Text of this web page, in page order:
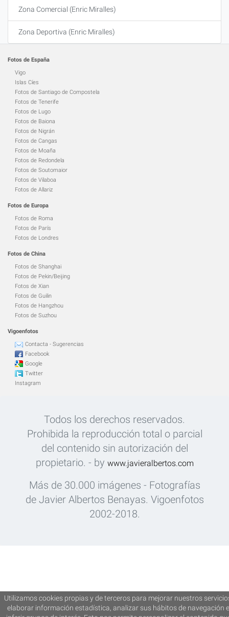
Zona Comercial (Enric Miralles)
Zona Deportiva (Enric Miralles)
Fotos de España
Vigo
Islas Cíes
Fotos de Santiago de Compostela
Fotos de Tenerife
Fotos de Lugo
Fotos de Baiona
Fotos de Nigrán
Fotos de Cangas
Fotos de Moaña
Fotos de Redondela
Fotos de Soutomaior
Fotos de Vilaboa
Fotos de Allariz
Fotos de Europa
Fotos de Roma
Fotos de París
Fotos de Londres
Fotos de China
Fotos de Shanghai
Fotos de Pekin/Beijing
Fotos de Xian
Fotos de Guilin
Fotos de Hangzhou
Fotos de Suzhou
Vigoenfotos
Contacta - Sugerencias
Facebook
Google
Twitter
Instagram
Todos los derechos reservados.
Prohibida la reproducción total o parcial
del contenido sin autorización del
propietario. - by www.javieralbertos.com
Más de 30.000 imágenes - Fotografías
de Javier Albertos Benayas. Vigoenfotos
2002-2018.
Utilizamos cookies propias y de terceros para mejorar nuestros
elaborar información estadística, analizar sus hábitos de navegación e